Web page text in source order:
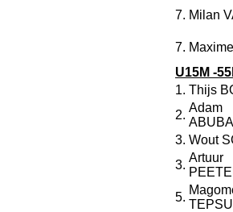
7. Milan
7.
U15M -
1. Thijs
2.
Adam
3. Wout
3.
Artuur
5.